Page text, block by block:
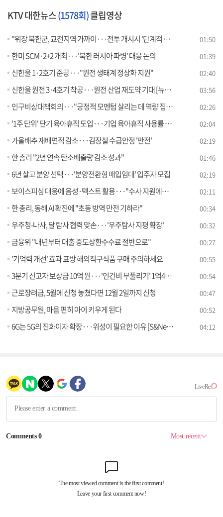
KTV 대한뉴스(1578회)클립영상
"위장 북한군, 교전지역 가까이···전투 개시시 '단계적 조치'" 01:50
한미 SCM·2+2 개최···'북한 러시아 파병' 대응 논의 01:39
신한울 1·2호기 준공···"원전 생태계 정상화 지원" 02:40
신한울 원전 3·4호기 착공···원전 산업 재도약 기대 [뉴스의 맥] 03:56
인구비상대책회의···"긍정적 모멘텀 살리는 데 역량 집중" 02:26
'1주 단위' 단기 육아휴직 도입···기업 육아휴직 사용률 공개 02:04
가을배추 재배면적 감소···김장철 수급안정 '만전' 02:19
한 총리 "2년 연속 탄소배출량 감소 성과" 01:46
6년 살고 분양 선택···'분양전환형 매입임대' 입주자 모집 02:19
보이스피싱 대응에 음성·텍스트 활용···"수사 지원에서 예방까지" [정책현장+] 02:11
한 총리, 동해 AI 확진에 "초동 방역 만전 기하라" 00:34
우주청-나사, 달 탐사 협력 맞손···'우주탐사 지평 확장' 00:32
금융위 "내년부터 대출 중도상환수수료 절반으로" 00:27
'기억력 개선' 효과 표방 해외직구식품 구매 주의하세요 00:55
3분기 신고자 보상금 10억 원···'인건비 부풀리기' 1억4천만 원 최고액 00:54
근로장려금, 5월에 신청 놓쳤다면 12월 2일까지 신청 00:47
지방공무원, 마음 편히 아이 키우게 된다 00:52
6G는 5G의 진화이자 확장···위성이 필요한 이유 [S&News] 04:12